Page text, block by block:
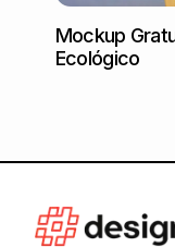
Mockup
Ecológico